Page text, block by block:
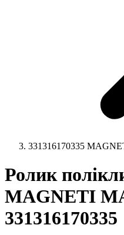
331316170335
Ролик
MAGNETI
331316170335